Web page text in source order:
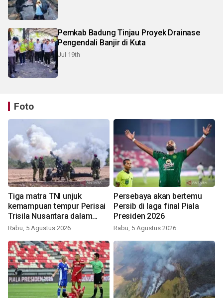
Pemkab Badung Tinjau Proyek Drainase
Pengendali Banjir di Kuta
Jul 19th
Foto
Tiga matra TNI unjuk
kemampuan tempur Perisai
Trisila Nusantara dalam
latihan di Kepri
Rabu, 5 Agustus 2026
Persebaya akan bertemu
Persib di laga final Piala
Presiden 2026
Rabu, 5 Agustus 2026